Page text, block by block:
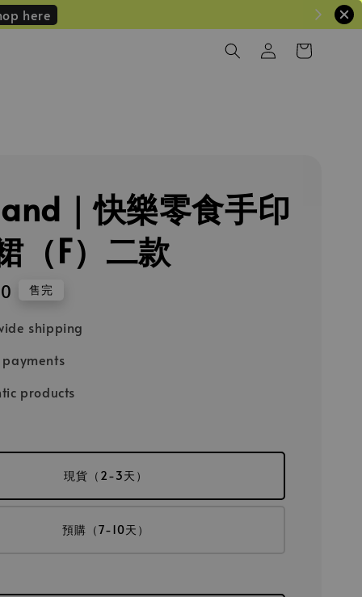
here
｜快樂零食手印
（F）二款
售完
shipping
payments
products
現貨（2-3天）
預購（7-10天）